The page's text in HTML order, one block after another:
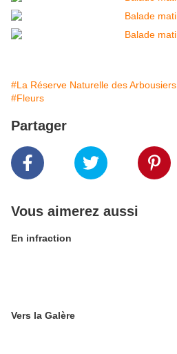
#La Réserve Naturelle des Arbousiers
#Fleurs
Partager
Vous aimerez aussi
En infraction
Vers la Galère